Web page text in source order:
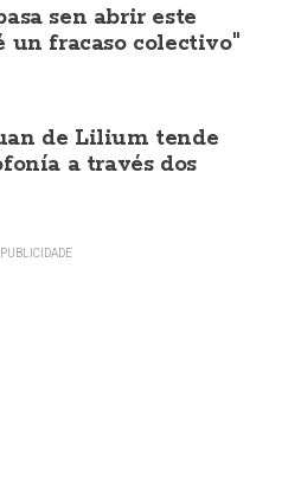
sen abrir este
un fracaso colectivo"
de Lilium tende
a través dos